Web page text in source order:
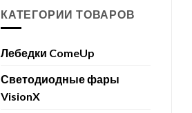
КАТЕГОРИИ ТОВАРОВ
Лебедки ComeUp
Светодиодные фары
VisionX